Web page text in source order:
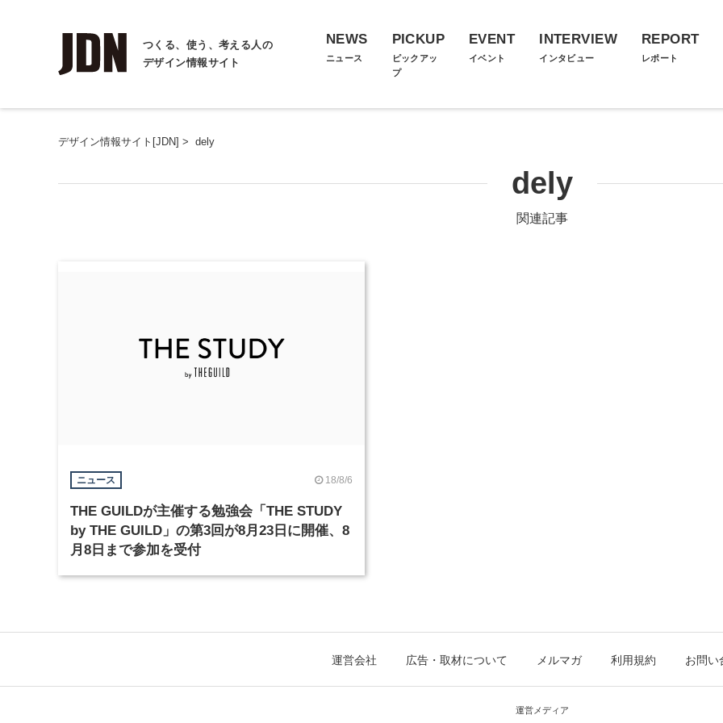
つくる、使う、考える人の
デザイン情報サイト
NEWS
ニュース
PICKUP
ピックアッ
プ
EVENT
イベント
INTERVIEW
インタビュー
REPORT
レポート
デザイン情報サイト[JDN] > dely
dely
関連記事
ニュース 18/8/6
THE GUILDが主催する勉強会「THE STUDY
by THE GUILD」の第3回が8月23日に開催、8
月8日まで参加を受付
運営会社 広告・取材について メルマガ 利用規約 お問い
運営メディア